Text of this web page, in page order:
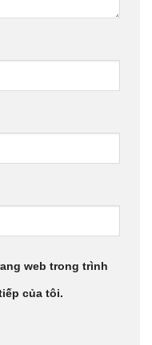
web trong trình
của tôi.